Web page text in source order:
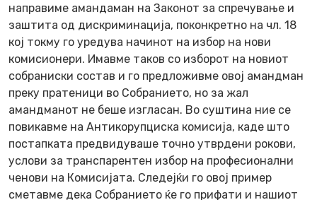
направиме амандаман на Законот за спречување и
заштита од дискриминација, поконкретно на чл. 18
кој токму го уредува начинот на избор на нови
комисионери. Имавме таков со изборот на новиот
собраниски состав и го предложивме овој амандман
преку пратеници во Собранието, но за жал
амандманот не беше изгласан. Во суштина ние се
повикавме на Антикорупциска комисија, каде што
постапката предвидуваше точно утврдени рокови,
услови за транспарентен избор на професионални
ченови на Комисијата. Следејќи го овој пример
сметавме дека Собранието ќе го прифати и нашиот